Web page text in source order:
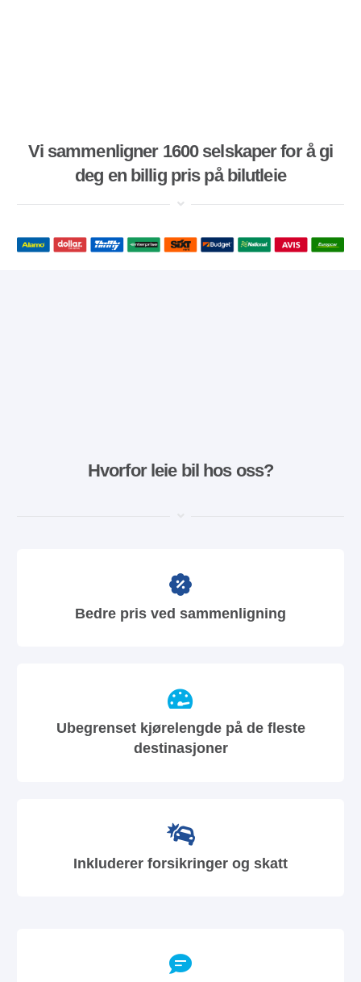
Vi sammenligner 1600 selskaper for å gi
deg en billig pris på bilutleie
Hvorfor leie bil hos oss?
Bedre pris ved sammenligning
Ubegrenset kjørelengde på de fleste
destinasjoner
Inkluderer forsikringer og skatt